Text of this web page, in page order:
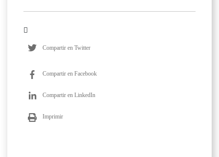
Compartir en Twitter
Compartir en Facebook
Compartir en LinkedIn
Imprimir